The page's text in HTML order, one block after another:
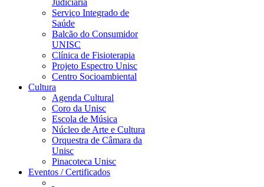
Judiciária
Serviço Integrado de
Saúde
Balcão do Consumidor
UNISC
Clínica de Fisioterapia
Projeto Espectro Unisc
Centro Socioambiental
Cultura
Agenda Cultural
Coro da Unisc
Escola de Música
Núcleo de Arte e Cultura
Orquestra de Câmara da
Unisc
Pinacoteca Unisc
Eventos / Certificados